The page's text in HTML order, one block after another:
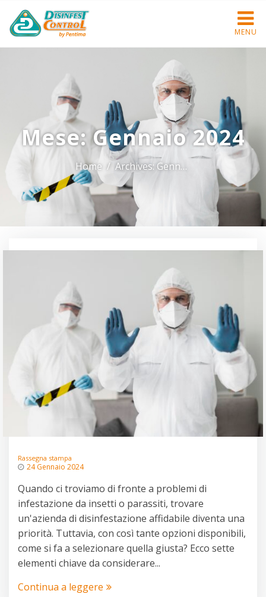
MENU
Mese:Gennaio 2024
Home Archives: Gennaio 2024
Rassegna stampa
24 Gennaio 2024
Quando ci troviamo di fronte a problemi di
infestazione da insetti o parassiti, trovare
un'azienda di disinfestazione affidabile diventa una
priorità. Tuttavia, con così tante opzioni disponibili,
come si fa a selezionare quella giusta? Ecco sette
elementi chiave da considerare...
Continua a leggere